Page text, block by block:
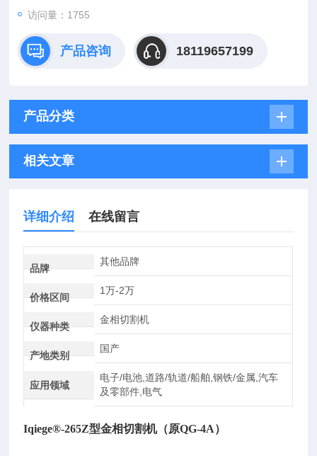
访问量：1755
产品咨询 18119657199
产品分类
相关文章
详细介绍 在线留言
品牌
其他品牌
价格区间
1万-2万
仪器种类
金相切割机
产地类别
国产
应用领域
电子/电池,道路/轨道/船舶,钢铁/金属,汽车
及零部件,电气
Iqiege®-265Z型金相切割机（原QG-4A）